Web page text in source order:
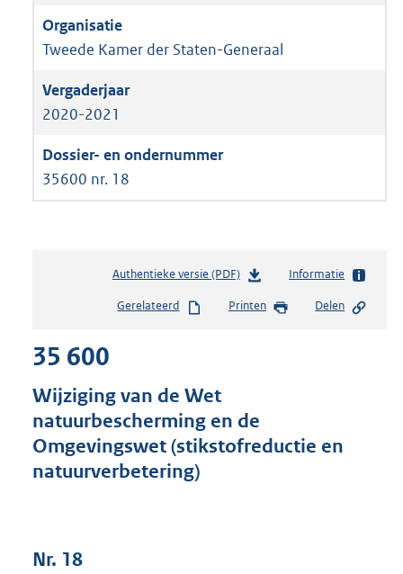
Tweede Kamer der Staten-Generaal
2020-2021
35600 nr. 18
Authentieke versie (PDF)b
s
g
r
Informatie
Gerelateerd Printen Delen
35 600
Wijziging van de Wet
natuurbescherming en de
Omgevingswet (stikstofreductie en
natuurverbetering)
Nr. 18